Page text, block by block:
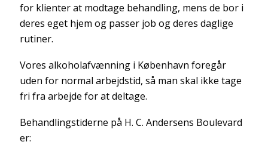
for klienter at modtage behandling, mens de bor i
deres eget hjem og passer job og deres daglige
rutiner.
Vores alkoholafvænning i København foregår
uden for normal arbejdstid, så man skal ikke tage
fri fra arbejde for at deltage.
Behandlingstiderne på H. C. Andersens Boulevard
er: